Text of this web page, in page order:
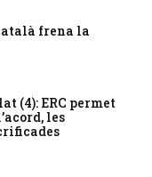
frena la
(4): ERC permet
les